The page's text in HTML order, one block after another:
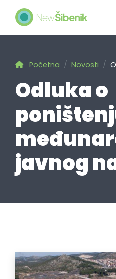
Početna Novosti
Odluka o
javnog